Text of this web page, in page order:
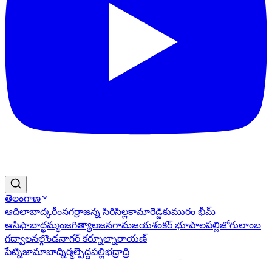
తెలంగాణ
ఆదిలాబాద్కరీంనగర్రాజన్న సిరిసిల్లకామారెడ్డికుమురం భీమ్
ఆసిఫాబాద్ఖమ్మంజగిత్యాలజనగామజయశంకర్ భూపాలపల్లిజోగులాంబ
గద్వాలనల్గొండనాగర్ కర్నూల్నారాయణ్
పేట్నిజామాబాద్నిర్మల్పెద్దపల్లిభద్రాద్రి